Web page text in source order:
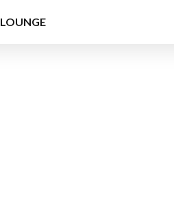
LOUNGE